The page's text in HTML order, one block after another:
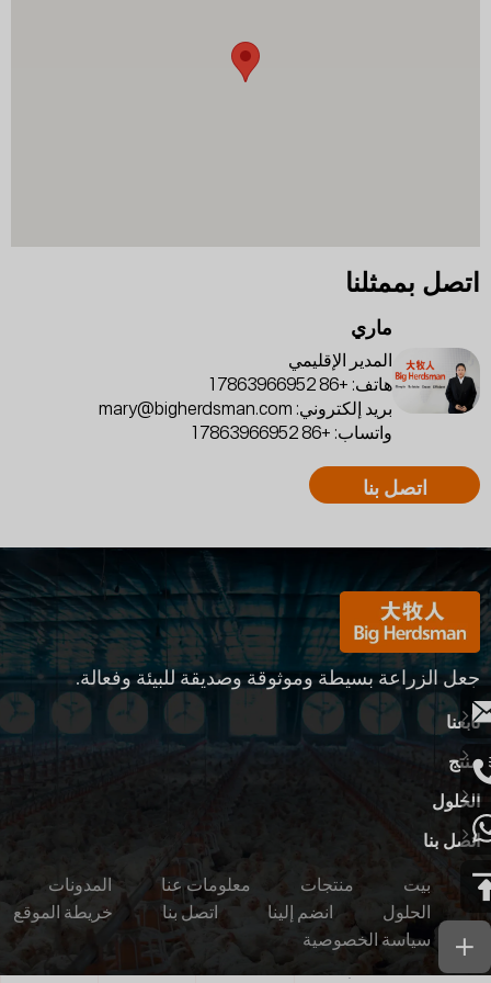
اتصل بممثلنا
ماري
المدير الإقليمي
هاتف: +86 17863966952
بريد إلكتروني: mary@bigherdsman.com
واتساب: +86 17863966952
اتصل بنا
جعل الزراعة بسيطة وموثوقة وصديقة للبيئة وفعالة.
تابعنا
منتج
الحلول
اتصل بنا
بيت
منتجات معلومات عنا
المدونات
الحلول
انضم إلينا اتصل بنا
خريطة الموقع
سياسة الخصوصية